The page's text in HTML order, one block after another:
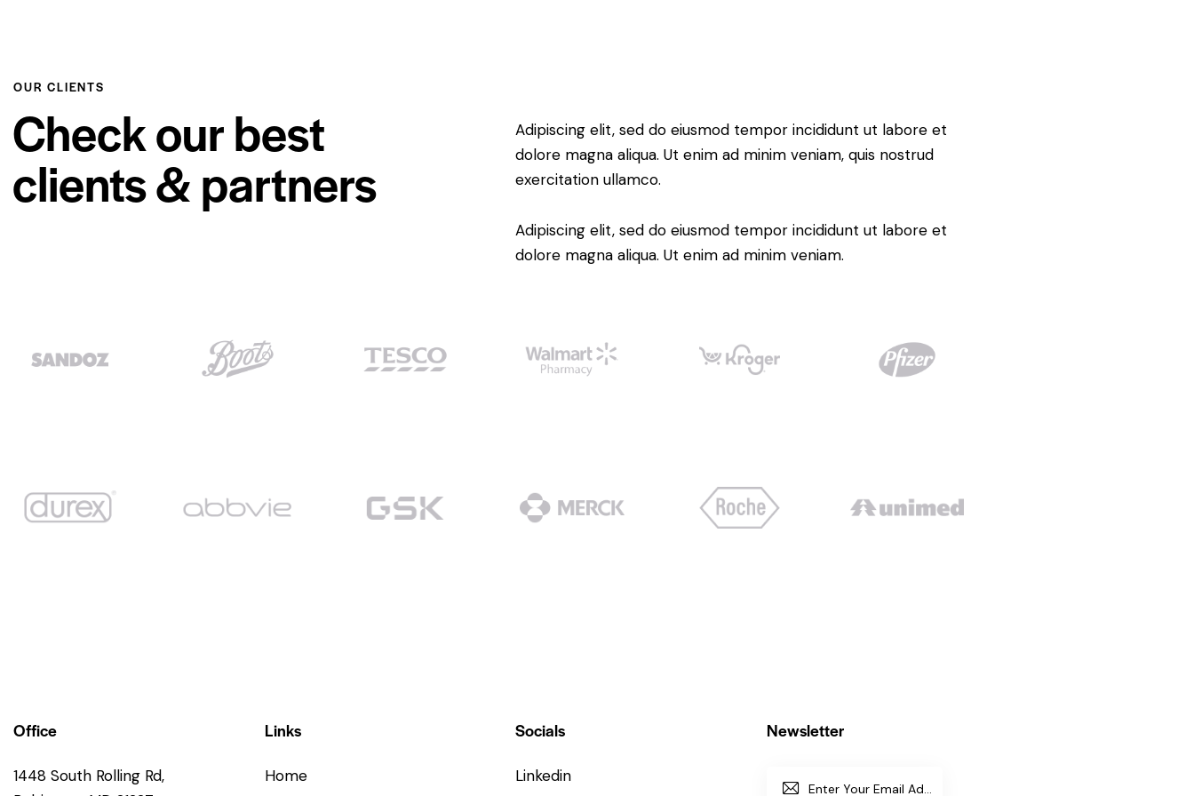
OUR CLIENTS
Check our best
clients & partners
Adipiscing elit, sed do eiusmod tempor incididunt ut labore et
dolore magna aliqua. Ut enim ad minim veniam, quis nostrud
exercitation ullamco.
Adipiscing elit, sed do eiusmod tempor incididunt ut labore et
dolore magna aliqua. Ut enim ad minim veniam.
Office
1448 South Rolling Rd,
Links
Home
Socials
Linkedin
Newsletter